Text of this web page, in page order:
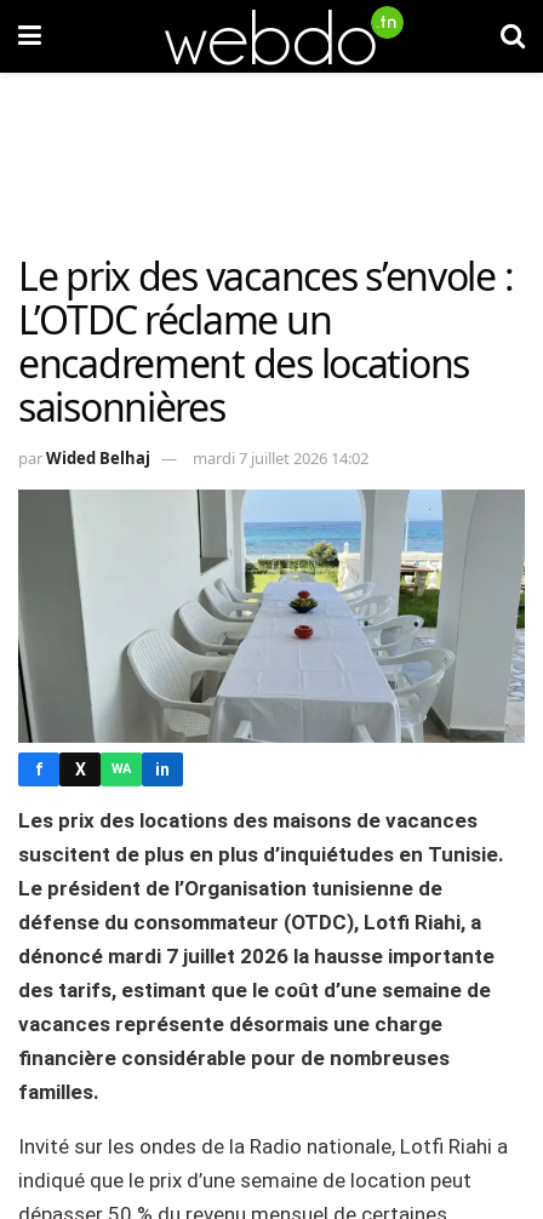
Le prix des vacances s’envole :
L’OTDC réclame un
encadrement des locations
saisonnières
parWided Belhaj mardi 7 juillet 2026 14:02
f X WA in
Les prix des locations des maisons de vacances
suscitent de plus en plus d’inquiétudes en Tunisie.
Le président de l’Organisation tunisienne de
défense du consommateur (OTDC), Lotfi Riahi, a
dénoncé mardi 7 juillet 2026 la hausse importante
des tarifs, estimant que le coût d’une semaine de
vacances représente désormais une charge
financière considérable pour de nombreuses
familles.
Invité sur les ondes de la Radio nationale, Lotfi Riahi a
indiqué que le prix d’une semaine de location peut
dépasser 50 % du revenu mensuel de certaines